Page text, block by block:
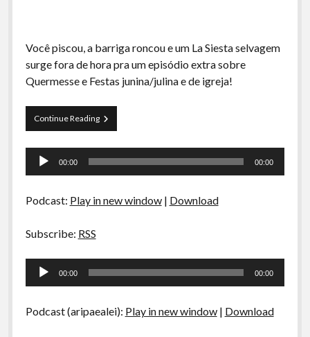
Você piscou, a barriga roncou e um La Siesta selvagem
surge fora de hora pra um episódio extra sobre
Quermesse e Festas junina/julina e de igreja!
Continue ReadingLa
Siesta
–
Tocador
00:00 00:00
Podcast: Play in new window| Download
Subscribe: RSS
Tocador
00:00 00:00
Podcast (aripaealei): Play in new window| Download